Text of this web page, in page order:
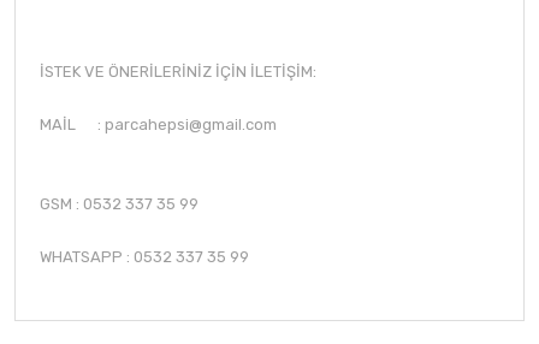
İSTEK VE ÖNERİLERİNİZ İÇİN İLETİŞİM:
MAİL : parcahepsi@gmail.com
GSM : 0532 337 35 99
WHATSAPP : 0532 337 35 99